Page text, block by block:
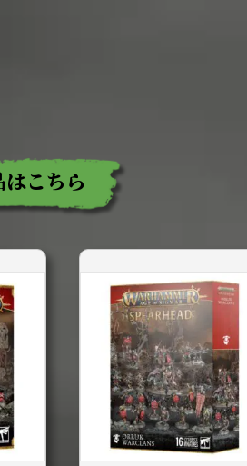
こちら